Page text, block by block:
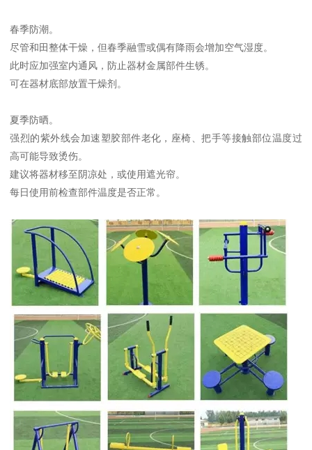
春季防潮。
尽管和田整体干燥，但春季融雪或偶有降雨会增加空气湿度。
此时应加强室内通风，防止器材金属部件生锈。
可在器材底部放置干燥剂。
夏季防晒。
强烈的紫外线会加速塑胶部件老化，座椅、把手等接触部位温度过
高可能导致烫伤。
建议将器材移至阴凉处，或使用遮光帘。
每日使用前检查部件温度是否正常。